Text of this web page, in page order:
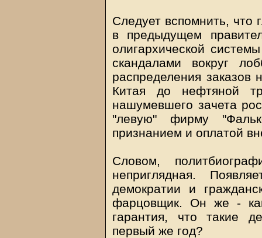
Следует вспомнить, что
в предыдущем
олигархической
скандалами вокруг
распределения заказов
Китая до нефтяной
нашумевшего зачета
"левую" фирму
признанием и оплатой
Словом,
неприглядная.
демократии и
фарцовщик. Он же -
гарантия, что такие
первый же год?